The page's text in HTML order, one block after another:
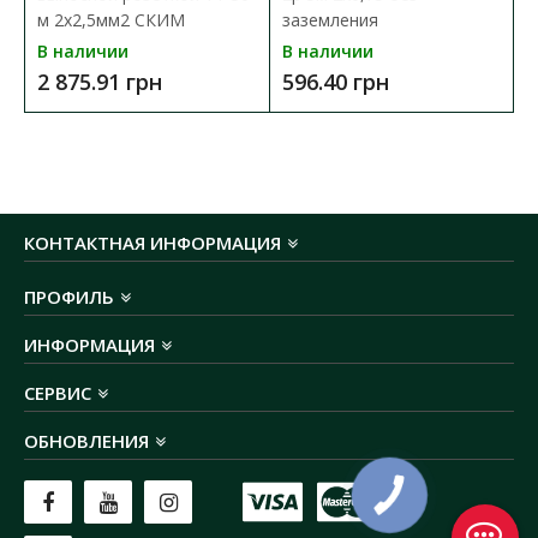
максимальная нагрузка:3000 Вт
количество розеток:
длина кабеля:
45 метров
штрихкод:4820202020028
м 2х2,5мм2 СКИМ
В наличии
2 875.91 грн
заземления
В наличии
596.40 грн
КОНТАКТНАЯ ИНФОРМАЦИЯ
ПРОФИЛЬ
ИНФОРМАЦИЯ
СЕРВИС
ОБНОВЛЕНИЯ